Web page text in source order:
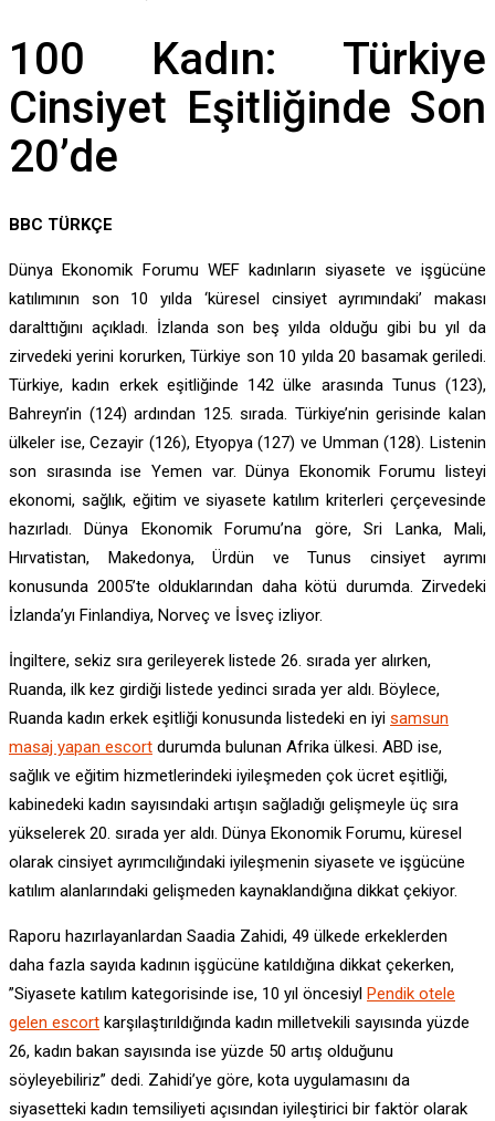
100 Kadın: Türkiye
Cinsiyet Eşitliğinde Son
20’de
BBC TÜRKÇE
Dünya Ekonomik Forumu WEF kadınların siyasete ve işgücüne
katılımının son 10 yılda ‘küresel cinsiyet ayrımındaki’ makası
daralttığını açıkladı. İzlanda son beş yılda olduğu gibi bu yıl da
zirvedeki yerini korurken, Türkiye son 10 yılda 20 basamak geriledi.
Türkiye, kadın erkek eşitliğinde 142 ülke arasında Tunus (123),
Bahreyn’in (124) ardından 125. sırada. Türkiye’nin gerisinde kalan
ülkeler ise, Cezayir (126), Etyopya (127) ve Umman (128). Listenin
son sırasında ise Yemen var. Dünya Ekonomik Forumu listeyi
ekonomi, sağlık, eğitim ve siyasete katılım kriterleri çerçevesinde
hazırladı. Dünya Ekonomik Forumu’na göre, Sri Lanka, Mali,
Hırvatistan, Makedonya, Ürdün ve Tunus cinsiyet ayrımı
konusunda 2005’te olduklarından daha kötü durumda. Zirvedeki
İzlanda’yı Finlandiya, Norveç ve İsveç izliyor.
İngiltere, sekiz sıra gerileyerek listede 26. sırada yer alırken,
Ruanda, ilk kez girdiği listede yedinci sırada yer aldı. Böylece,
Ruanda kadın erkek eşitliği konusunda listedeki en iyi samsun
masaj yapan escort durumda bulunan Afrika ülkesi. ABD ise,
sağlık ve eğitim hizmetlerindeki iyileşmeden çok ücret eşitliği,
kabinedeki kadın sayısındaki artışın sağladığı gelişmeyle üç sıra
yükselerek 20. sırada yer aldı. Dünya Ekonomik Forumu, küresel
olarak cinsiyet ayrımcılığındaki iyileşmenin siyasete ve işgücüne
katılım alanlarındaki gelişmeden kaynaklandığına dikkat çekiyor.
Raporu hazırlayanlardan Saadia Zahidi, 49 ülkede erkeklerden
daha fazla sayıda kadının işgücüne katıldığına dikkat çekerken,
”Siyasete katılım kategorisinde ise, 10 yıl öncesiyl Pendik otele
gelen escort karşılaştırıldığında kadın milletvekili sayısında yüzde
26, kadın bakan sayısında ise yüzde 50 artış olduğunu
söyleyebiliriz” dedi. Zahidi’ye göre, kota uygulamasını da
siyasetteki kadın temsiliyeti açısından iyileştirici bir faktör olarak